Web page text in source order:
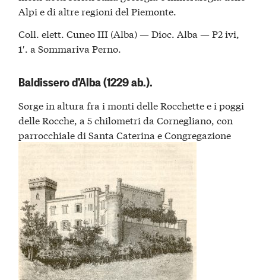
Alpi e di altre regioni del Piemonte.
Coll. elett. Cuneo III (Alba) — Dioc. Alba — P2 ivi,
1′. a Sommariva Perno.
Baldissero d’Alba (1229 ab.).
Sorge in altura fra i monti delle Rocchette e i poggi
delle Rocche, a 5 chilometri da Cornegliano, con
parrocchiale di Santa Caterina e Congregazione